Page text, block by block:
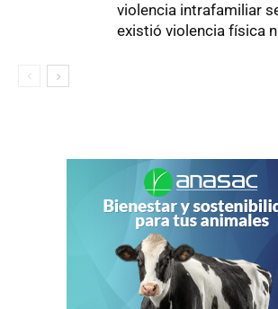
violencia intrafamiliar
existió violencia física